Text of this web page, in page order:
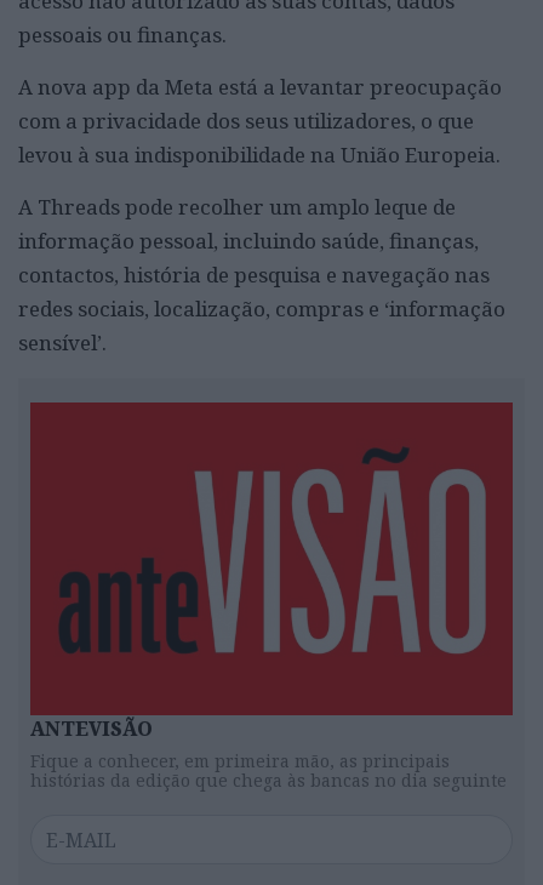
pessoais ou finanças.
A nova app da Meta está a levantar preocupação
com a privacidade dos seus utilizadores, o que
levou à sua indisponibilidade na União Europeia.
A Threads pode recolher um amplo leque de
informação pessoal, incluindo saúde, finanças,
contactos, história de pesquisa e navegação nas
redes sociais, localização, compras e ‘informação
sensível’.
ANTEVISÃO
Fique a conhecer, em primeira mão, as principais
histórias da edição que chega às bancas no dia seguinte